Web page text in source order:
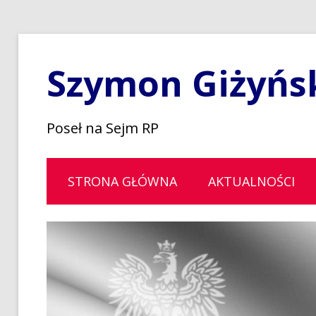
Szymon
Poseł na Sejm RP
STRONA GŁÓWNA AKTUALNOŚCI